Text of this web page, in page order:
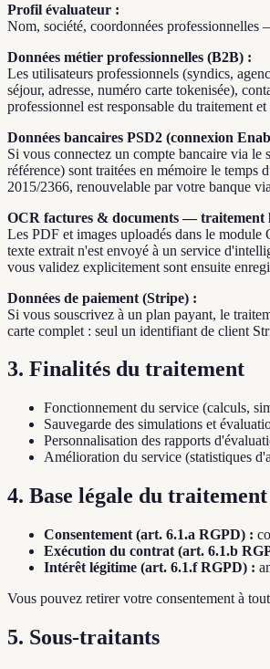
Profil évaluateur :
Nom, société, coordonnées professionnelles
Données métier professionnelles (B2B) :
Les utilisateurs professionnels (syndics,
séjour, adresse, numéro carte tokenisée),
professionnel est responsable du traitement
Données bancaires PSD2 (connexion
Si vous connectez un compte bancaire via
référence) sont traitées en mémoire le temps
2015/2366, renouvelable par votre banque
OCR factures & documents — traitement
Les PDF et images uploadés dans le
texte extrait n'est envoyé à un service
vous validez explicitement sont ensuite
Données de paiement (Stripe) :
Si vous souscrivez à un plan payant, le
carte complet : seul un identifiant de client
3. Finalités du traitement
Fonctionnement du service (calculs,
Sauvegarde des simulations et
Personnalisation des rapports
Amélioration du service (statistiques
4. Base légale du traitement
Consentement (art. 6.1.a RGPD) :
Exécution du contrat (art. 6.1.b
Intérêt légitime (art. 6.1.f RGPD) :
Vous pouvez retirer votre consentement à
5. Sous-traitants